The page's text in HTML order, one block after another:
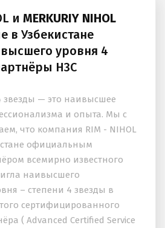
и MERKURIY NIHOL
в Узбекистане
уровня 4
H3C
звезды — это наивысшее
и опыта. Мы с
что компания RIM - NIHOL
официальным
всемирно известного
наивысшего
– степени 4 звезды в
сертифицированного
( Advanced Certified Service